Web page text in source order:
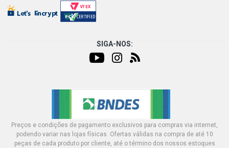
SIGA-NOS:
Preços e condições de pagamento exclusivos para compras via internet,
podendo variar nas lojas físicas. Ofertas válidas na compra de até 10
peças de cada produto por cliente, até o término dos nossos estoques